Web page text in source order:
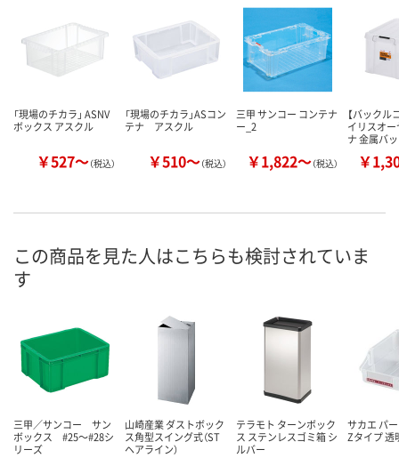
「現場のチカラ」 ASNV
ボックス アスクル
￥527～（税込）
「現場のチカラ」ASコン
テナ アスクル
￥510～（税込）
三甲 サンコー コンテナ
ー_2
￥1,822～（税込）
【バックル
イリスオ
ナ 金属バ
￥
この商品を見た人はこちらも検討されていま
す
三甲／サンコー サン
ボックス #25～#28シ
リーズ
山崎産業 ダストボック
ス角型スイング式（ST
ヘアライン）
テラモト ターンボック
ス ステンレスゴミ箱 シ
ルバー
サカエ パ
Zタイプ 透